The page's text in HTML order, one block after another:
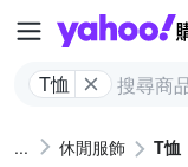
T恤
休閒服飾 T恤